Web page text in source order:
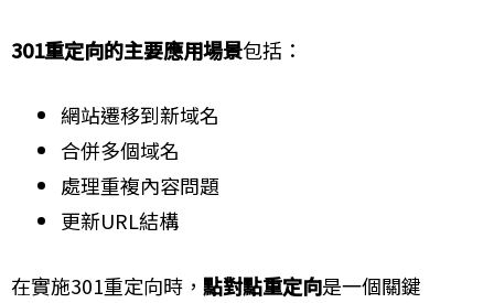
301重定向的主要應用場景包括：
網站遷移到新域名
合併多個域名
處理重複內容問題
更新URL結構
在實施301重定向時， 點對點重定向是一個關鍵